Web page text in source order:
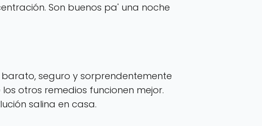
Son buenos pa' una noche
seguro y sorprendentemente
otros remedios funcionen mejor.
salina en casa.